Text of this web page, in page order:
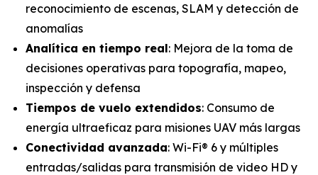
reconocimiento de escenas, SLAM y detección de
anomalías
Analítica en tiempo real: Mejora de la toma de
decisiones operativas para topografía, mapeo,
inspección y defensa
Tiempos de vuelo extendidos: Consumo de
energía ultraeficaz para misiones UAV más largas
Conectividad avanzada: Wi-Fi® 6 y múltiples
entradas/salidas para transmisión de video HD y